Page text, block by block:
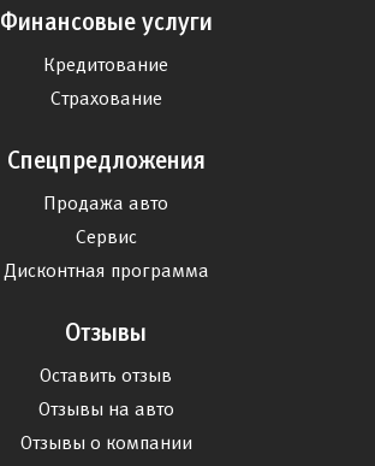
Финансовые услуги
Кредитование
Страхование
Спецпредложения
Продажа авто
Сервис
Дисконтная программа
Отзывы
Оставить отзыв
Отзывы на авто
Отзывы о компании